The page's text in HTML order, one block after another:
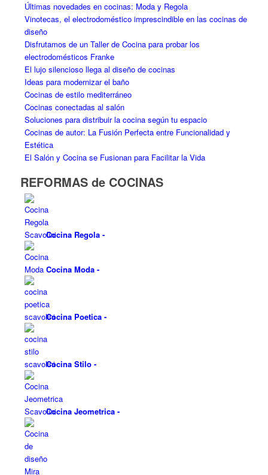
Últimas novedades en cocinas: Moda y Regola
Vinotecas, el electrodoméstico imprescindible en las cocinas de
diseño
Disfrutamos de un Taller de Cocina para probar los
electrodomésticos Franke
El lujo silencioso llega al diseño de cocinas
Ideas para modernizar el baño
Cocinas de estilo mediterráneo
Cocinas conectadas al salón
Soluciones para distribuir la cocina según tu espacio
Cocinas de autor: La Fusión Perfecta entre Funcionalidad y
Estética
El Salón y Cocina se Fusionan para Facilitar la Vida
REFORMAS de COCINAS
Cocina Regola-
Cocina Moda-
Cocina Poetica-
Cocina Stilo-
Cocina Jeometrica-